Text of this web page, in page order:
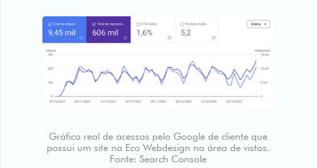
Gráfico real de acessos pelo Google de cliente que
possui um site na Eco Webdesign na área de vistos.
Fonte: Search Console